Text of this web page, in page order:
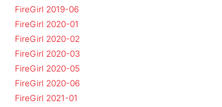
FireGirl 2019-06
FireGirl 2020-01
FireGirl 2020-02
FireGirl 2020-03
FireGirl 2020-05
FireGirl 2020-06
FireGirl 2021-01